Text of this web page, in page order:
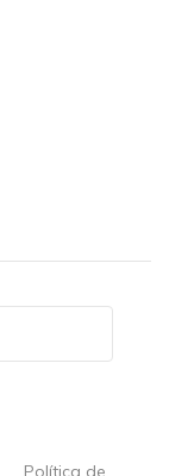
Política de